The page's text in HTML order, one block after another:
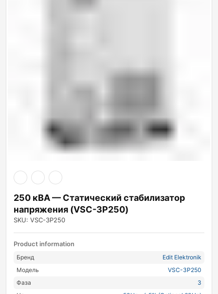
250 кВА — Статический стабилизатор
напряжения (VSC-3P250)
SKU: VSC-3P250
Product information
Бренд
Edit Elektronik
Модель
VSC-3P250
Фаза
3